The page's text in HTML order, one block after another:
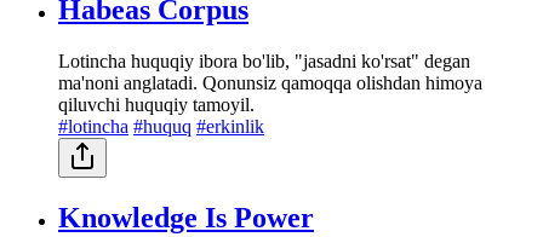
Habeas Corpus
Lotincha huquqiy ibora bo'lib, "jasadni ko'rsat" degan
ma'noni anglatadi. Qonunsiz qamoqqa olishdan himoya
qiluvchi huquqiy tamoyil.
#lotincha #huquq #erkinlik
Knowledge Is Power